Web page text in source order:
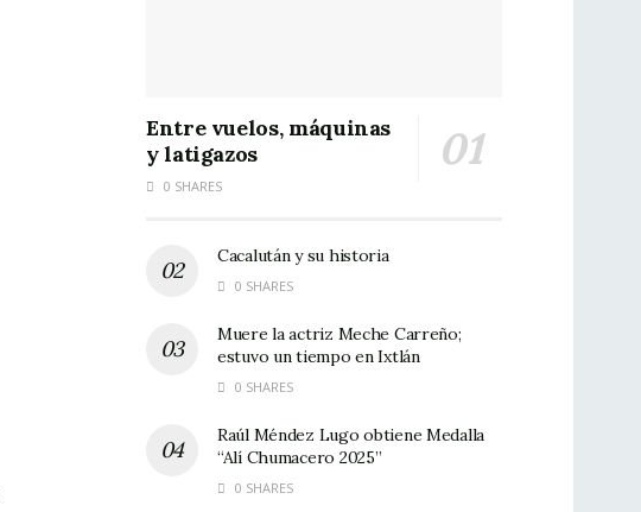
Entre vuelos, máquinas
y latigazos
0 SHARES
Cacalután y su historia
0 SHARES
Muere la actriz Meche Carreño;
estuvo un tiempo en Ixtlán
0 SHARES
Raúl Méndez Lugo obtiene Medalla
“Alí Chumacero 2025”
0 SHARES